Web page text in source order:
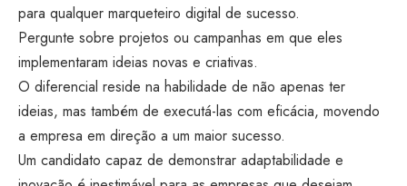
para qualquer marqueteiro digital de sucesso.
Pergunte sobre projetos ou campanhas em que eles
implementaram ideias novas e criativas.
O diferencial reside na habilidade de não apenas ter
ideias, mas também de executá-las com eficácia, movendo
a empresa em direção a um maior sucesso.
Um candidato capaz de demonstrar adaptabilidade e